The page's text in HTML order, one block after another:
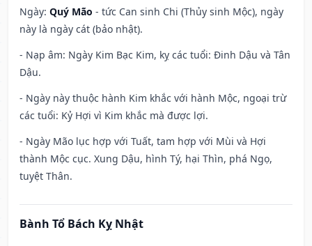
Ngày: Quý Mão - tức Can sinh Chi (Thủy sinh Mộc), ngày
này là ngày cát (bảo nhật).
- Nạp âm: Ngày Kim Bạc Kim, kỵ các tuổi: Đinh Dậu và Tân
Dậu.
- Ngày này thuộc hành Kim khắc với hành Mộc, ngoại trừ
các tuổi: Kỷ Hợi vì Kim khắc mà được lợi.
- Ngày Mão lục hợp với Tuất, tam hợp với Mùi và Hợi
thành Mộc cục. Xung Dậu, hình Tý, hại Thìn, phá Ngọ,
tuyệt Thân.
Bành Tổ Bách Kỵ Nhật